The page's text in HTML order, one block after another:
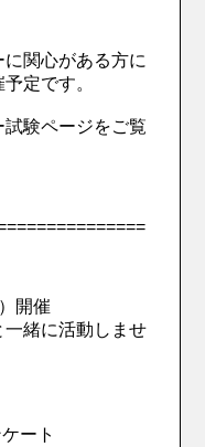
関心がある方に
定です。
験ページをご覧
開催
緒に活動しませ
ート